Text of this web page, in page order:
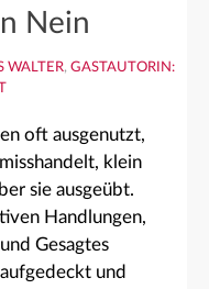
Nein
WALTER, GASTAUTORIN:
oft ausgenutzt,
klein
sie ausgeübt.
Handlungen,
Gesagtes
und